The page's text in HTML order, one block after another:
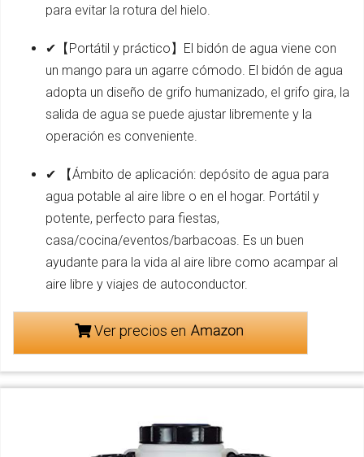
para evitar la rotura del hielo.
✔【Portátil y práctico】El bidón de agua viene con
un mango para un agarre cómodo. El bidón de agua
adopta un diseño de grifo humanizado, el grifo gira, la
salida de agua se puede ajustar libremente y la
operación es conveniente.
✔ 【Ámbito de aplicación: depósito de agua para
agua potable al aire libre o en el hogar. Portátil y
potente, perfecto para fiestas,
casa/cocina/eventos/barbacoas. Es un buen
ayudante para la vida al aire libre como acampar al
aire libre y viajes de autoconductor.
Ver precios en